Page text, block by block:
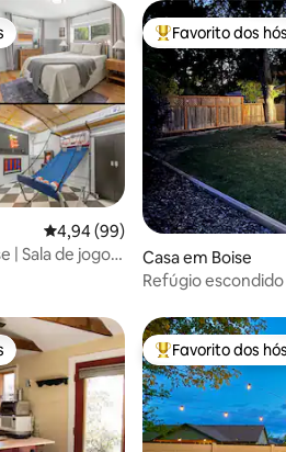
109avaliações
apreciados
Classificação média de 4,94 em
4,94 (99)
| Sala de jogos,
Favoritos dos
Favorito dos
Casa em Boise
Refúgio
apreciados Favoritos dos
Favorito dos